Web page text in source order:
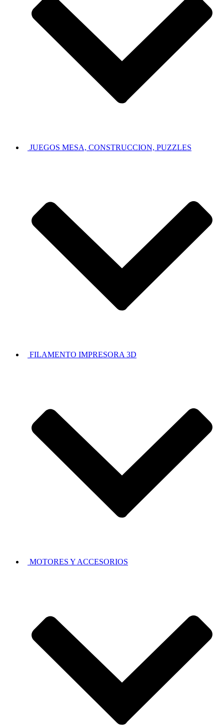
JUEGOS MESA, CONSTRUCCION, PUZZLES
FILAMENTO IMPRESORA 3D
MOTORES Y ACCESORIOS